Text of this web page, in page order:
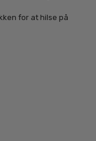
for at hilse på